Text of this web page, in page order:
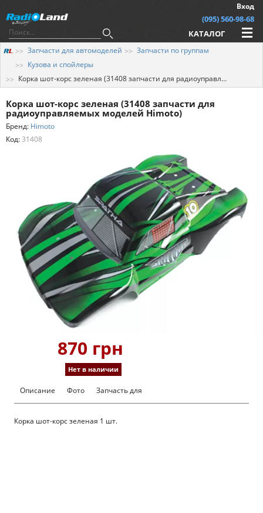
Вход
(095) 560-98-68
КАТАЛОГ
Запчасти для автомоделей
Запчасти по группам
Кузова и спойлеры
Корка шот-корс зеленая (31408 запчасти для радиоуправляемых моделей Himoto)
Корка шот-корс зеленая (31408 запчасти для
радиоуправляемых моделей Himoto)
Бренд: Himoto
Код:31408
870 грн
Нет в наличии
Описание Фото Запчасть для
Корка шот-корс зеленая 1 шт.